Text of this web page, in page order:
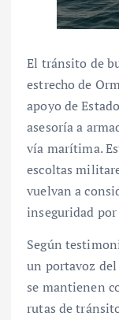
El tránsito de
estrecho de
apoyo de
asesoría a
vía marítima.
escoltas
vuelvan a
inseguridad
Según
un portavoz
se mantienen
rutas de